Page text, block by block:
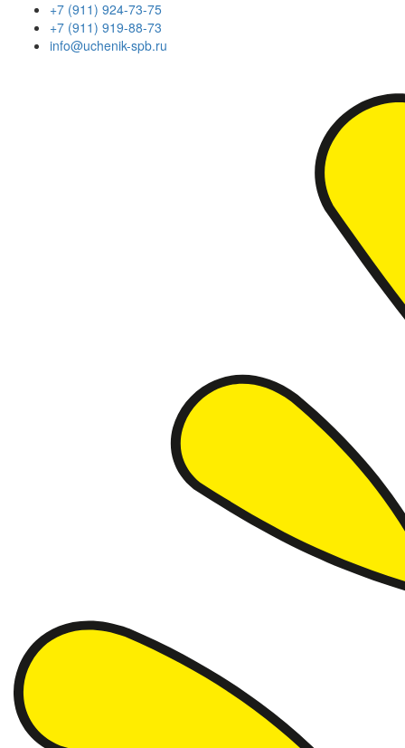
+7 (911) 924-73-75
+7 (911) 919-88-73
info@uchenik-spb.ru